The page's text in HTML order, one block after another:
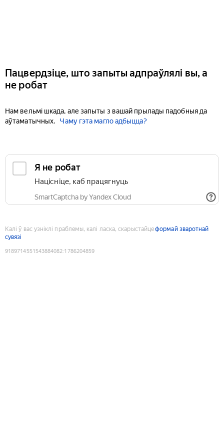
Пацвердзіце, што запыты адпраўлялі вы, а
не робат
Нам вельмі шкада, але запыты з вашай прылады падобныя да
аўтаматычных.
Чаму гэта магло адбыцца?
Я не робат
Націсніце, каб працягнуць
SmartCaptcha by Yandex Cloud
Калі ў вас узніклі праблемы, калі ласка, скарыстайцеформай зваротнай
сувязі
9189714551543884082:1786204859